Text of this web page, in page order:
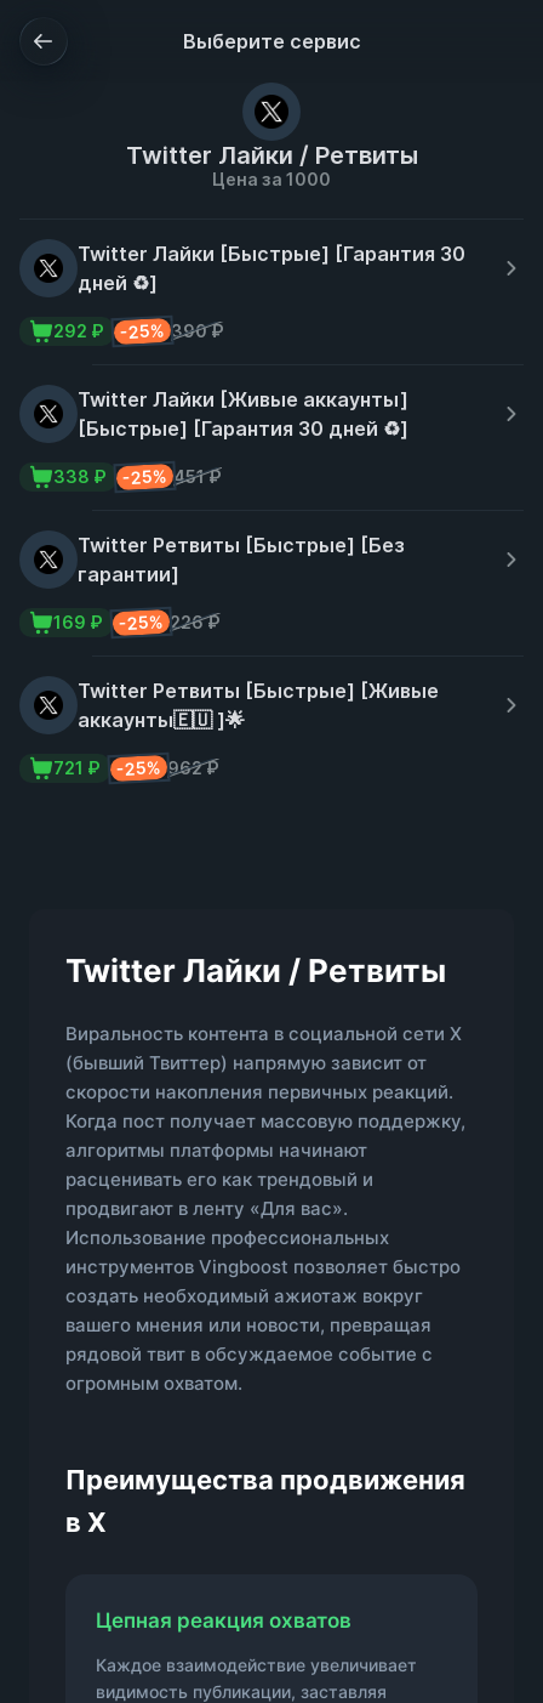
Выберите сервис
Twitter Лайки / Ретвиты
Цена за 1000
Twitter Лайки [Быстрые] [Гарантия 30
дней ♻️]
390 ₽
-25%
292 ₽
Twitter Лайки [Живые аккаунты]
[Быстрые] [Гарантия 30 дней ♻️]
451 ₽
-25%
338 ₽
Twitter Ретвиты [Быстрые] [Без
гарантии]
226 ₽
-25%
169 ₽
Twitter Ретвиты [Быстрые] [Живые
аккаунты🇪🇺 ]🌟
962 ₽
-25%
721 ₽
Twitter Лайки / Ретвиты
Виральность контента в социальной сети X
(бывший Твиттер) напрямую зависит от
скорости накопления первичных реакций.
Когда пост получает массовую поддержку,
алгоритмы платформы начинают
расценивать его как трендовый и
продвигают в ленту «Для вас».
Использование профессиональных
инструментов Vingboost позволяет быстро
создать необходимый ажиотаж вокруг
вашего мнения или новости, превращая
рядовой твит в обсуждаемое событие с
огромным охватом.
Преимущества продвижения
в X
Цепная реакция охватов
Каждое взаимодействие увеличивает
видимость публикации, заставляя